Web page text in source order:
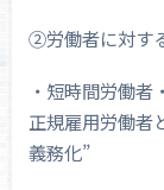
②労働者に対す
・短時間労働者
正規雇用労働者
義務化”